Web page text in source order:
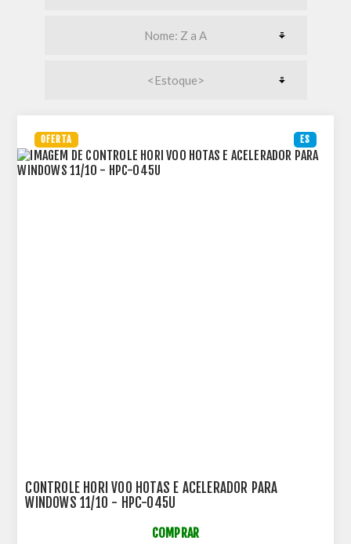
ES
OFERTA
CONTROLE HORI VOO HOTAS E ACELERADOR PARA
WINDOWS 11/10 - HPC-045U
COMPRAR